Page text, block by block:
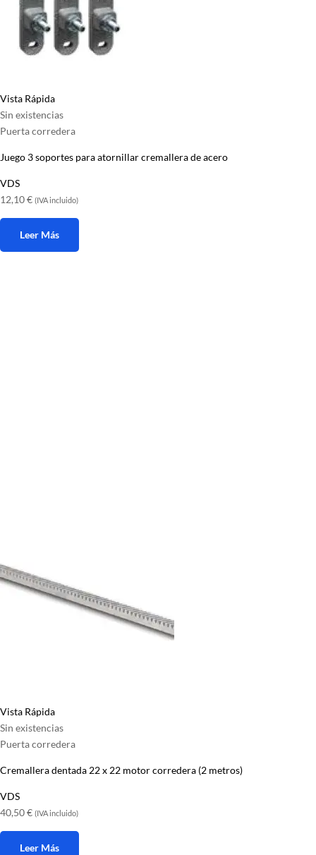
Vista Rápida
Sin existencias
Puerta corredera
Juego 3 soportes para atornillar cremallera de acero
VDS
12,10€ (IVA incluido)
Leer Más
Vista Rápida
Sin existencias
Puerta corredera
Cremallera dentada 22 x 22 motor corredera (2 metros)
VDS
40,50€ (IVA incluido)
Leer Más